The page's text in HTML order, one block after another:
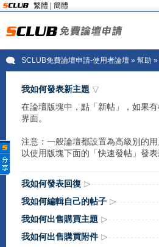
繁體 簡體
SCLUB免費論壇申請-使用者論壇» 幫助 »
我如何發表新主題
在論壇版塊中，點「新帖」，如果
界面。
注意：一般論壇都設置為高級別的
以使用版塊下面的「快速發帖」發
我如何發表回復
我如何編輯自己的帖子
我如何出售購買主題
我如何出售購買附件